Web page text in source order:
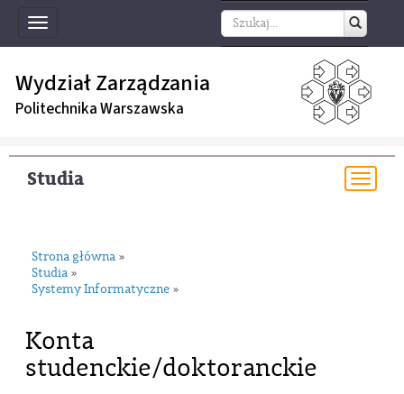
Toggle
navigation
Wydział Zarządzania
Politechnika Warszawska
Studia
Strona główna »
Studia »
Systemy Informatyczne »
Konta
studenckie/doktoranckie